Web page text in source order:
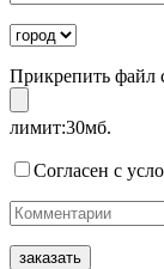
Прикрепить файл
лимит:30мб.
Согласен с